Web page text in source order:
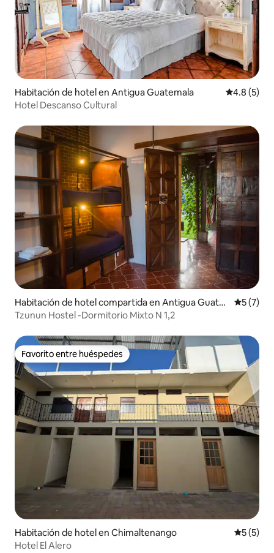
Habitación de hotel en Antigua Guatemala
4.8 (5)
Hotel Descanso Cultural
Habitación de hotel compartida en Antigua Guate
mala
5 (7)
Tzunun Hostel -Dormitorio Mixto N 1,2
Favorito entre huéspedes
Favorito entre huéspedes
Habitación de hotel en Chimaltenango
5 (5)
Hotel El Alero